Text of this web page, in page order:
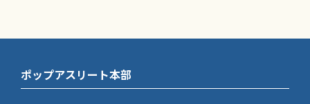
ポップアスリート本部